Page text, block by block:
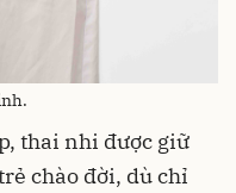
thai nhi được giữ
chào đời, dù chỉ